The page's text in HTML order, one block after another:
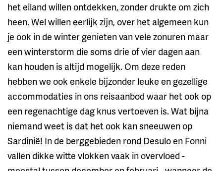
het eiland willen ontdekken, zonder drukte om zich
heen. Wel willen eerlijk zijn, over het algemeen kun
je ook in de winter genieten van vele zonuren maar
een winterstorm die soms drie of vier dagen aan
kan houden is altijd mogelijk. Om deze reden
hebben we ook enkele bijzonder leuke en gezellige
accommodaties in ons reisaanbod waar het ook op
een regenachtige dag knus vertoeven is. Wat bijna
niemand weet is dat het ook kan sneeuwen op
Sardinië! In de berggebieden rond Desulo en Fonni
vallen dikke witte vlokken vaak in overvloed -